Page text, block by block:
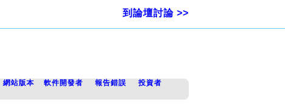
到論壇討論 >>
網站版本 軟件開發者 報告錯誤
投資者